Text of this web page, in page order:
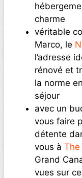
charme
véritable
Marco, le
l’adresse
rénové et
la norme
séjour
avec un
vous faire
détente
vous à The
Grand
vues sur